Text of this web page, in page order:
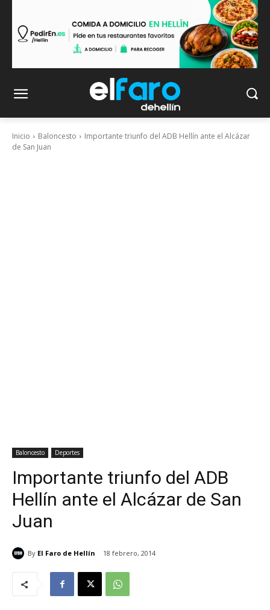
Inicio Baloncesto
Importante triunfo del ADB Hellín ante el Alcázar
de San Juan
Baloncesto Deportes
Importante triunfo del ADB
Hellín ante el Alcázar de San
Juan
By El Faro de Hellín 18 febrero, 2014